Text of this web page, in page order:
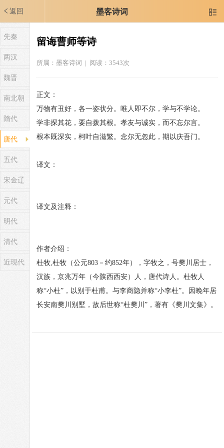
返回 墨客诗词 
先秦
两汉
魏晋
南北朝
隋代
唐代
五代
宋金辽
元代
明代
清代
近现代
留诲曹师等诗
所属： 墨客诗词 | 阅读：3543次
正文：
万物有丑好，各一姿状分。唯人即不尔，学与不学论。
学非探其花，要自拨其根。孝友与诚实，而不忘尔言。
根本既深实，柯叶自滋繁。念尔无忽此，期以庆吾门。
译文：
译文及注释：
作者介绍：
杜牧,杜牧（公元803－约852年），字牧之，号樊川居士，
汉族，京兆万年（今陕西西安）人，唐代诗人。杜牧人
称“小杜”，以别于杜甫。与李商隐并称“小李杜”。因晚年居
长安南樊川别墅，故后世称“杜樊川”，著有《樊川文集》。